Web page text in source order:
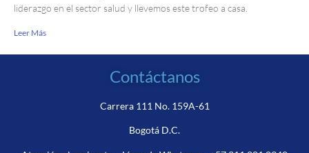
liderazgo en el sector salud y llevemos este trofeo a casa.
Leer Más
Contáctanos
Carrera 111 No. 159A-61
Bogotá D.C.